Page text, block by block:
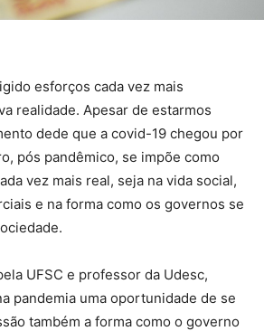
esforços cada vez mais
realidade. Apesar de estarmos
dede que a covid-19 chegou por
pós pandêmico, se impõe como
vez mais real, seja na vida social,
e na forma como os governos se
UFSC e professor da Udesc,
pandemia uma oportunidade de se
também a forma como o governo